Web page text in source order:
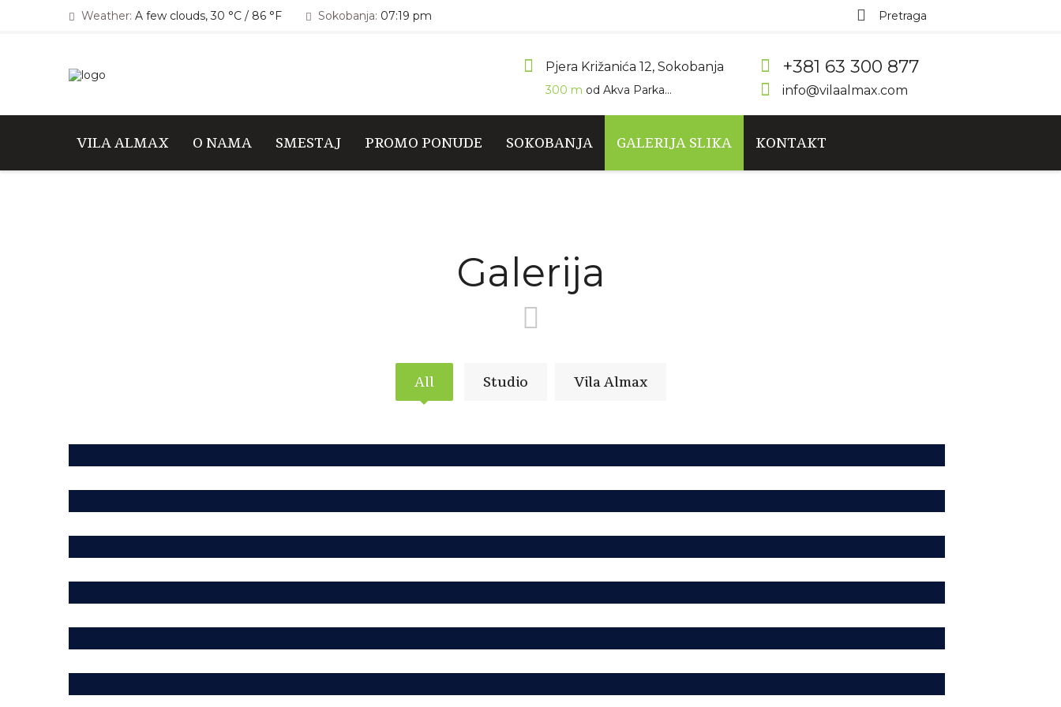
Weather: A few clouds, 30 °C / 86 °F Sokobanja: 07:19 pm
Pjera Križanića 12, Sokobanja
300 m od Akva Parka...
+381 63 300 877
info@vilaalmax.com
VILA ALMAX O NAMA SMESTAJ PROMO PONUDE SOKOBANJA GALERIJA SLIKA KONTAKT
Galerija
All Studio Vila Almax